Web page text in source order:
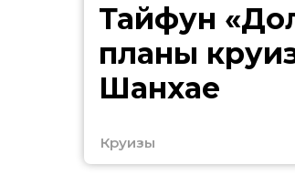
Тайфун
планы
Шанхае
Круизы